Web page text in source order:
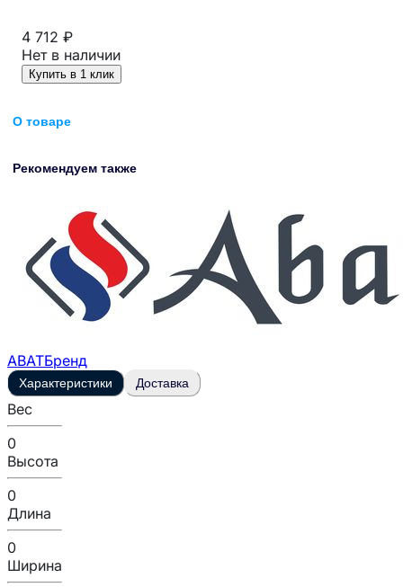
4 712 ₽
Нет в наличии
Купить в 1 клик
О товаре
Рекомендуем также
ABATБренд
Характеристики Доставка
Вес
0
Высота
0
Длина
0
Ширина